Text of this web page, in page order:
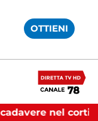
OTTIENI
Salerno, cadavere nel cortile di un palazzo: indaga la Polizia